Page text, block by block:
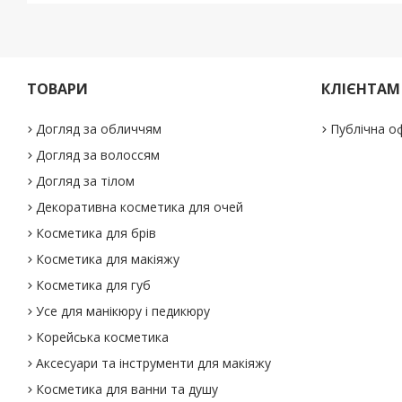
ТОВАРИ
Догляд за обличчям
Догляд за волоссям
Догляд за тілом
Декоративна косметика для очей
Косметика для брів
Косметика для макіяжу
Косметика для губ
Усе для манікюру і педикюру
Корейська косметика
Аксесуари та інструменти для макіяжу
Косметика для ванни та душу
КЛІЄНТАМ
Публічна